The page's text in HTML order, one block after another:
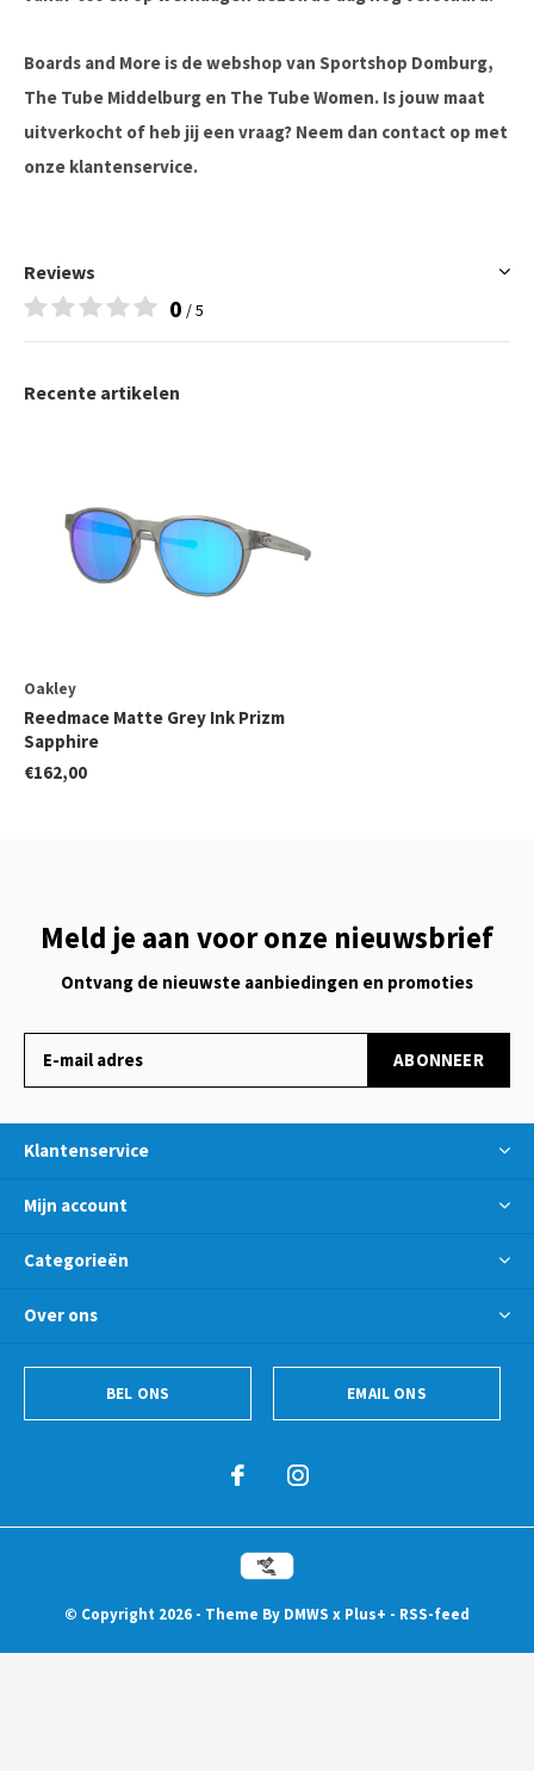
Boards and More is de webshop van Sportshop Domburg,
The Tube Middelburg en The Tube Women. Is jouw maat
uitverkocht of heb jij een vraag? Neem dan contact op met
onze klantenservice.
Reviews
0 / 5
Recente artikelen
Oakley
Reedmace Matte Grey Ink Prizm
Sapphire
€162,00
Meld je aan voor onze nieuwsbrief
Ontvang de nieuwste aanbiedingen en promoties
ABONNEER
Klantenservice
Mijn account
Categorieën
Over ons
BEL ONS EMAIL ONS
© Copyright 2026 - Theme By DMWS x Plus+ - RSS-feed